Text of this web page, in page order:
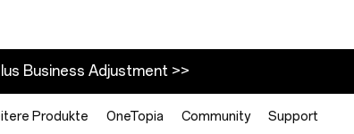
Business Adjustment >>
Produkte OneTopia Community Support